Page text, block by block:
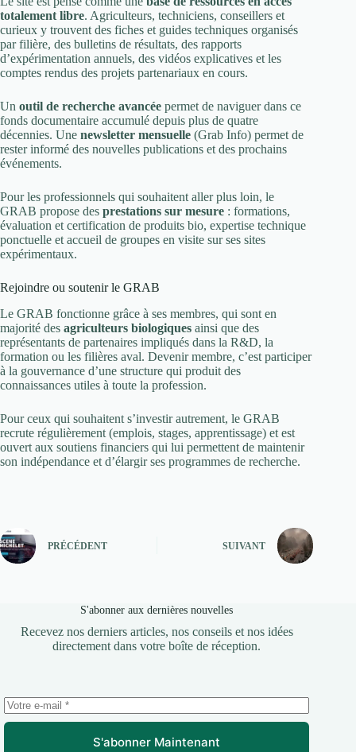
totalement libre. Agriculteurs, techniciens, conseillers et
curieux y trouvent des fiches et guides techniques organisés
par filière, des bulletins de résultats, des rapports
d’expérimentation annuels, des vidéos explicatives et les
comptes rendus des projets partenariaux en cours.
Un outil de recherche avancée permet de naviguer dans ce
fonds documentaire accumulé depuis plus de quatre
décennies. Une newsletter mensuelle (Grab Info) permet de
rester informé des nouvelles publications et des prochains
événements.
Pour les professionnels qui souhaitent aller plus loin, le
GRAB propose des prestations sur mesure : formations,
évaluation et certification de produits bio, expertise technique
ponctuelle et accueil de groupes en visite sur ses sites
expérimentaux.
Rejoindre ou soutenir le GRAB
Le GRAB fonctionne grâce à ses membres, qui sont en
majorité des agriculteurs biologiques ainsi que des
représentants de partenaires impliqués dans la R&D, la
formation ou les filières aval. Devenir membre, c’est participer
à la gouvernance d’une structure qui produit des
connaissances utiles à toute la profession.
Pour ceux qui souhaitent s’investir autrement, le GRAB
recrute régulièrement (emplois, stages, apprentissage) et est
ouvert aux soutiens financiers qui lui permettent de maintenir
son indépendance et d’élargir ses programmes de recherche.
PRÉCÉDENT SUIVANT
S'abonner aux dernières nouvelles
Recevez nos derniers articles, nos conseils et nos idées
directement dans votre boîte de réception.
S'abonner Maintenant